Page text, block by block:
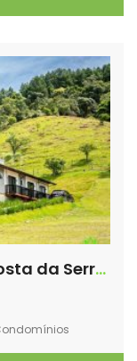
Casa Nova – Condomínio Costa da Serra – Com exuberante vista.